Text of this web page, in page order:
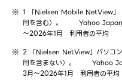
1 「Nielsen Mobile NetView」
用を含む）。
Yahoo Japan
～2026年1月 利用者の平均
2 「Nielsen NetView」パソコン
用を含まない）。
Yahoo
3月～2026年1月 利用者の平均